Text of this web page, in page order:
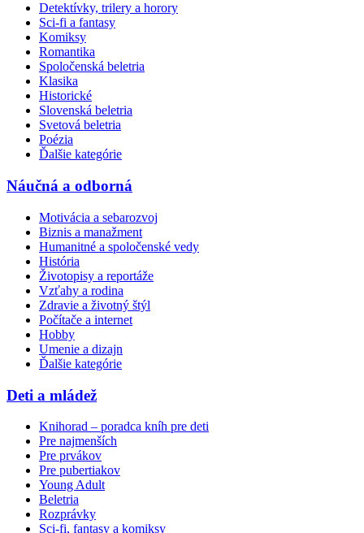
Detektívky, trilery a horory
Sci-fi a fantasy
Komiksy
Romantika
Spoločenská beletria
Klasika
Historické
Slovenská beletria
Svetová beletria
Poézia
Ďalšie kategórie
Náučná a odborná
Motivácia a sebarozvoj
Biznis a manažment
Humanitné a spoločenské vedy
História
Životopisy a reportáže
Vzťahy a rodina
Zdravie a životný štýl
Počítače a internet
Hobby
Umenie a dizajn
Ďalšie kategórie
Deti a mládež
Knihorad – poradca kníh pre deti
Pre najmenších
Pre prvákov
Pre pubertiakov
Young Adult
Beletria
Rozprávky
Sci-fi, fantasy a komiksy